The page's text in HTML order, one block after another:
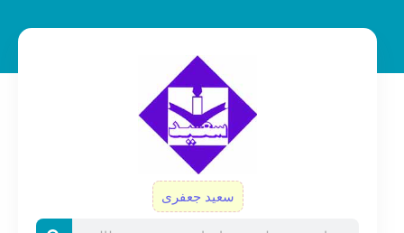
سعید جعفری